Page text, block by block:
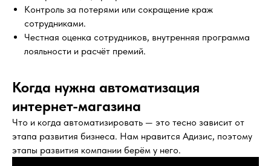
Контроль за потерями или сокращение краж
сотрудниками.
Честная оценка сотрудников, внутренняя программа
лояльности и расчёт премий.
Когда нужна автоматизация
интернет-магазина
Что и когда автоматизировать — это тесно зависит от
этапа развития бизнеса. Нам нравится Адизис, поэтому
этапы развития компании берём у него.